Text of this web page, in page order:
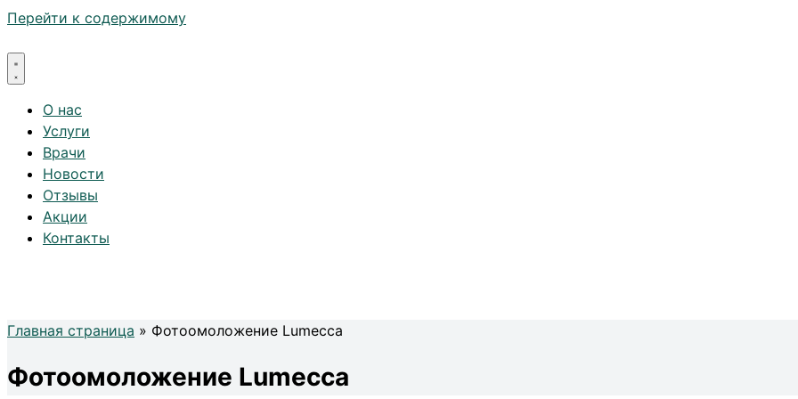
Перейти к содержимому
О нас
Услуги
Врачи
Новости
Отзывы
Акции
Контакты
Главная страница » Фотоомоложение Lumecca
Фотоомоложение Lumecca